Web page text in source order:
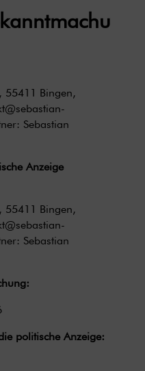
55411 Bingen,
Sebastian
Anzeige
55411 Bingen,
Sebastian
politische Anzeige: